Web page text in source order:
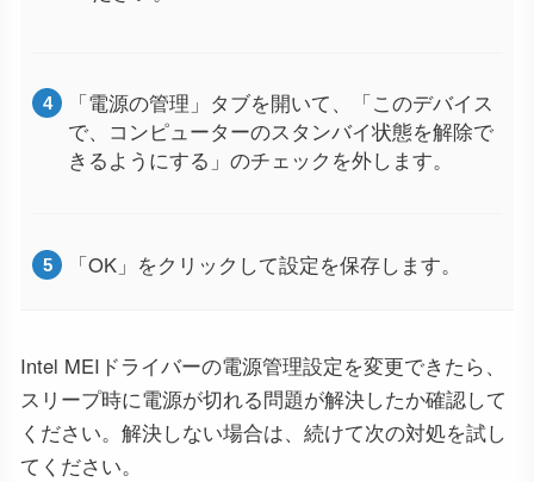
「電源の管理」タブを開いて、「このデバイス
で、コンピューターのスタンバイ状態を解除で
きるようにする」のチェックを外します。
「OK」をクリックして設定を保存します。
Intel MEIドライバーの電源管理設定を変更できたら、
スリープ時に電源が切れる問題が解決したか確認して
ください。解決しない場合は、続けて次の対処を試し
てください。